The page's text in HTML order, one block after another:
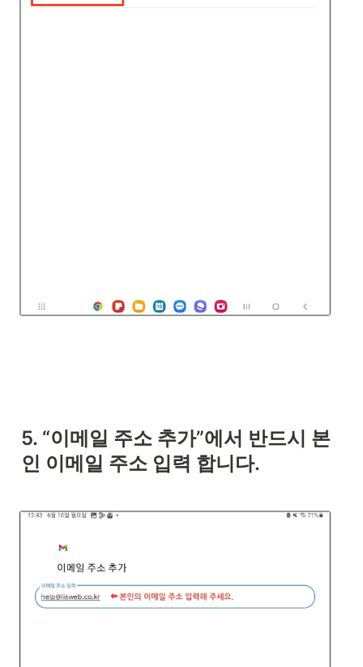
5. “이메일 주소 추가”에서 반드시 본
인 이메일 주소 입력 합니다.